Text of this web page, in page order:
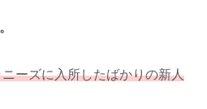
ーズに入所したばかりの新人